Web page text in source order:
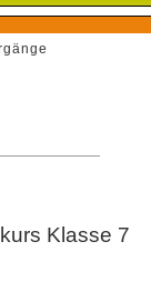
Klasse 7